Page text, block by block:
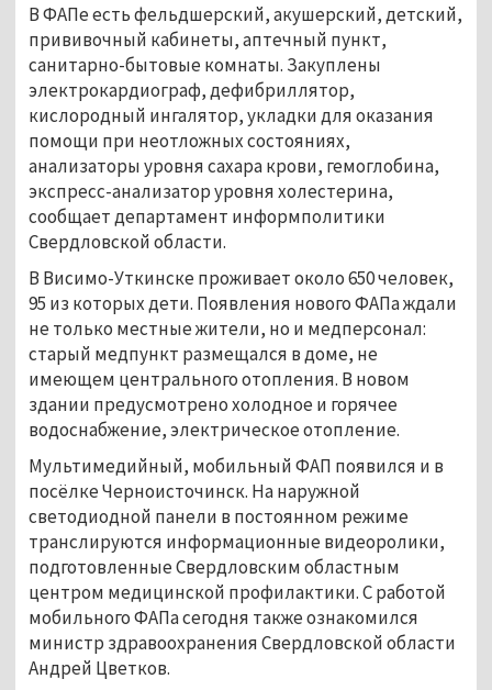
В ФАПе есть фельдшерский, акушерский, детский,
прививочный кабинеты, аптечный пункт,
санитарно-бытовые комнаты. Закуплены
электрокардиограф, дефибриллятор,
кислородный ингалятор, укладки для оказания
помощи при неотложных состояниях,
анализаторы уровня сахара крови, гемоглобина,
экспресс-анализатор уровня холестерина,
сообщает департамент информполитики
Свердловской области.
В Висимо-Уткинске проживает около 650 человек,
95 из которых дети. Появления нового ФАПа ждали
не только местные жители, но и медперсонал:
старый медпункт размещался в доме, не
имеющем центрального отопления. В новом
здании предусмотрено холодное и горячее
водоснабжение, электрическое отопление.
Мультимедийный, мобильный ФАП появился и в
посёлке Черноисточинск. На наружной
светодиодной панели в постоянном режиме
транслируются информационные видеоролики,
подготовленные Свердловским областным
центром медицинской профилактики. С работой
мобильного ФАПа сегодня также ознакомился
министр здравоохранения Свердловской области
Андрей Цветков.